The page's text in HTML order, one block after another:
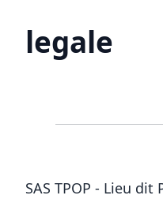
legale
SAS TPOP - Lieu dit